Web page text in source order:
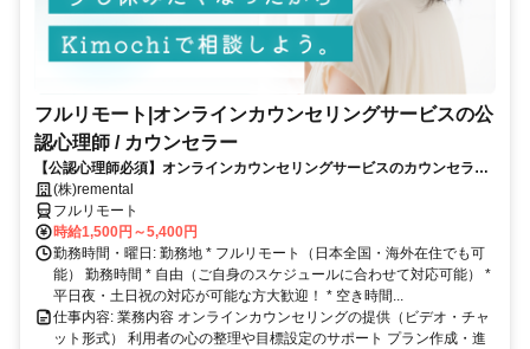
フルリモート|オンラインカウンセリングサービスの公
認心理師 / カウンセラー
【公認心理師必須】オンラインカウンセリングサービスのカウンセラー
募集｜30-50代女性活躍中
(株)remental
フルリモート
時給1,500円～5,400円
勤務時間・曜日: 勤務地 * フルリモート（日本全国・海外在住でも可
能） 勤務時間 * 自由（ご自身のスケジュールに合わせて対応可能） *
平日夜・土日祝の対応が可能な方大歓迎！ * 空き時間...
仕事内容: 業務内容 オンラインカウンセリングの提供（ビデオ・チャ
ット形式） 利用者の心の整理や目標設定のサポート プラン作成・進